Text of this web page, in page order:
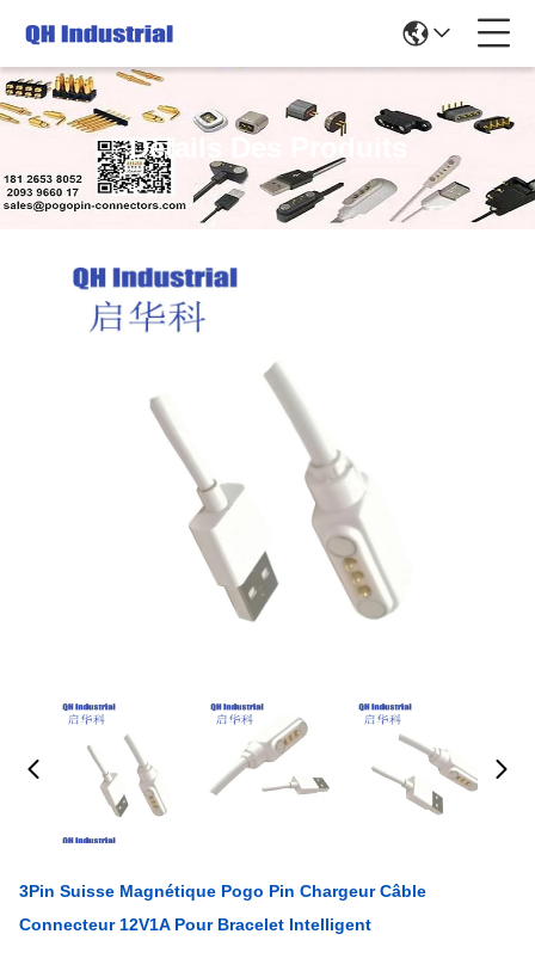
Détails Des Produits
3Pin Suisse Magnétique Pogo Pin Chargeur Câble
Connecteur 12V1A Pour Bracelet Intelligent